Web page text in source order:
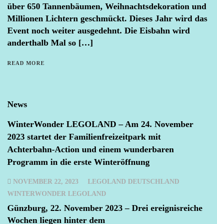
über 650 Tannenbäumen, Weihnachtsdekoration und
Millionen Lichtern geschmückt. Dieses Jahr wird das
Event noch weiter ausgedehnt. Die Eisbahn wird
anderthalb Mal so […]
READ MORE
News
WinterWonder LEGOLAND – Am 24. November
2023 startet der Familienfreizeitpark mit
Achterbahn-Action und einem wunderbaren
Programm in die erste Winteröffnung
NOVEMBER 22, 2023
LEGOLAND DEUTSCHLAND
WINTERWONDER LEGOLAND
Günzburg, 22. November 2023 – Drei ereignisreiche
Wochen liegen hinter dem